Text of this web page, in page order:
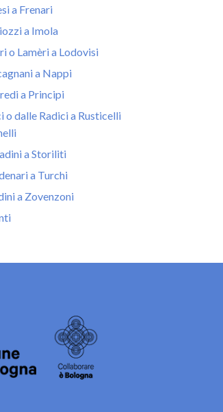
a Frenari
a Imola
o Lamèri a Lodovisi
a Nappi
a Principi
o dalle Radici a Rusticelli
a Storiliti
a Turchi
a Zovenzoni